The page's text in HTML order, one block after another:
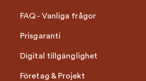
FAQ - Vanliga frågor
Prisgaranti
Digital tillgänglighet
Företag & Projekt